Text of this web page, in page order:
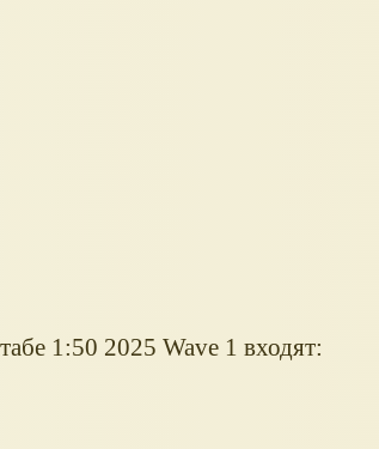
1:50 2025 Wave 1 входят: